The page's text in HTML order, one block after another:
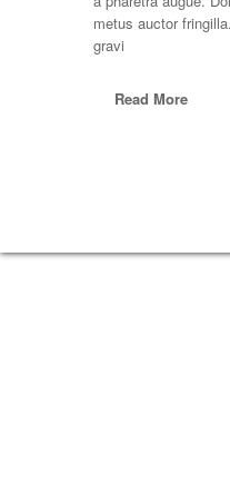
metus auctor
gravi
Read More